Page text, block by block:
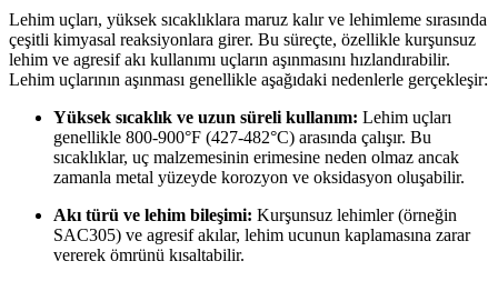
Lehim uçları, yüksek sıcaklıklara maruz kalır ve lehimleme sırasında
çeşitli kimyasal reaksiyonlara girer. Bu süreçte, özellikle kurşunsuz
lehim ve agresif akı kullanımı uçların aşınmasını hızlandırabilir.
Lehim uçlarının aşınması genellikle aşağıdaki nedenlerle gerçekleşir:
Yüksek sıcaklık ve uzun süreli kullanım: Lehim uçları
genellikle 800-900°F (427-482°C) arasında çalışır. Bu
sıcaklıklar, uç malzemesinin erimesine neden olmaz ancak
zamanla metal yüzeyde korozyon ve oksidasyon oluşabilir.
Akı türü ve lehim bileşimi: Kurşunsuz lehimler (örneğin
SAC305) ve agresif akılar, lehim ucunun kaplamasına zarar
vererek ömrünü kısaltabilir.